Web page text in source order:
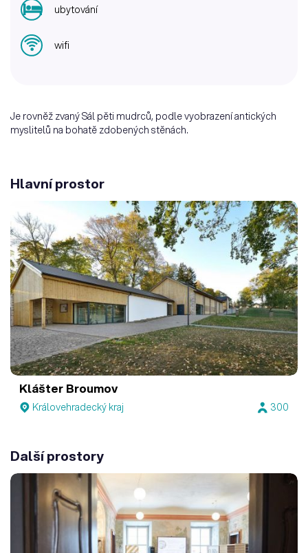
ubytování
wifi
Je rovněž zvaný Sál pěti mudrců, podle vyobrazení antických
myslitelů na bohatě zdobených stěnách.
Hlavní prostor
Klášter Broumov
Královehradecký kraj 300
Další prostory